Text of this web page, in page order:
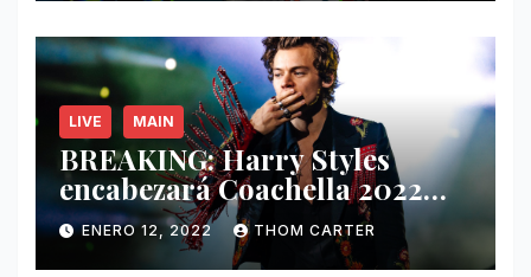
LIVE MAIN
BREAKING: Harry Styles
encabezará Coachella 2022
junto a Kanye West y Billie
Eilish.
ENERO 12, 2022 THOM CARTER